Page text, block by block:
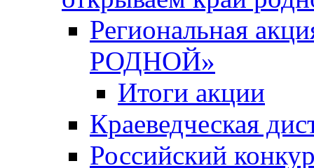
Региональная
РОДНОЙ»
Итоги акции
Краеведческая
Российский